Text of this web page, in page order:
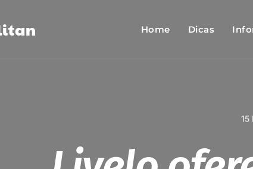
Home Dicas
15